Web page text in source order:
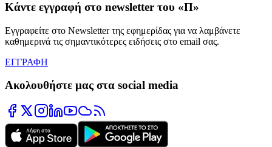
Κάντε εγγραφή στο newsletter του «Π»
Εγγραφείτε στο Newsletter της εφημερίδας για να λαμβάνετε
καθημερινά τις σημαντικότερες ειδήσεις στο email σας.
ΕΓΓΡΑΦΗ
Ακολουθήστε μας στα social media